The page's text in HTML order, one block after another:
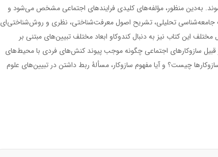
به‌دین منظور، مؤلفه‌های کلیدی فرایندهای اجتماعی مشخص می‌شود و
جامعه‌شناسی تحلیلی، تشریح اصول معرفت‌شناختی، نظری و روش‌شناختی‌ای
این کتاب نیز به دنبال کندوکاو ابعاد مختلف تبیین‌های مبتنی بر
قبیل سازوکارهای اجتماعی چگونه موجب پیوند کنش‌های فردی با محیط‌های
چیست؟ و آیا مفهوم سازوکار، مسألۀ ربط داشتن در تبیین‌های علوم